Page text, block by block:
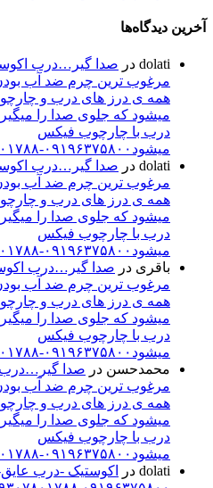
آخرین دیدگاه‌ها
dolati در صدا گیر…درب
مرغوب ترین چرم ضد آب
همه ی درز های درب و
میشود که جلوی صدا را
درب با چارچوب فیکس
میشود۰۹۱۹۶۳۷۵۸۰۰-۰۹۳۰۷۸۰۱۷۸۸مهندس دولتی
dolati در صدا گیر…درب
مرغوب ترین چرم ضد آب
همه ی درز های درب و
میشود که جلوی صدا را
درب با چارچوب فیکس
میشود۰۹۱۹۶۳۷۵۸۰۰-۰۹۳۰۷۸۰۱۷۸۸مهندس دولتی
باقری در صدا گیر…درب
مرغوب ترین چرم ضد آب
همه ی درز های درب و
میشود که جلوی صدا را
درب با چارچوب فیکس
میشود۰۹۱۹۶۳۷۵۸۰۰-۰۹۳۰۷۸۰۱۷۸۸مهندس دولتی
محمدحسن در صدا
مرغوب ترین چرم ضد آب
همه ی درز های درب و
میشود که جلوی صدا را
درب با چارچوب فیکس
میشود۰۹۱۹۶۳۷۵۸۰۰-۰۹۳۰۷۸۰۱۷۸۸مهندس دولتی
dolati در
اکوستیک -درب